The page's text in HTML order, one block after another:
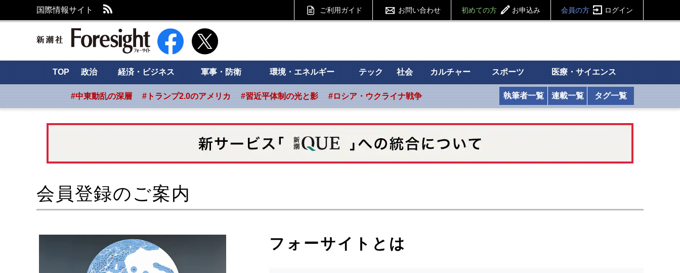
国際情報サイト ご利用ガイド お問い合わせ 初めての方 お申込み 会員の方 ログイン
新潮社 Foresight フォーサイト
TOP 政治 経済・ビジネス 軍事・防衛 環境・エネルギー テック 社会 カルチャー スポーツ 医療・サイエンス
#中東動乱の深層 #トランプ2.0のアメリカ #習近平体制の光と影 #ロシア・ウクライナ戦争 執筆者一覧 連載一覧 タグ一覧
会員登録のご案内
フォーサイトとは